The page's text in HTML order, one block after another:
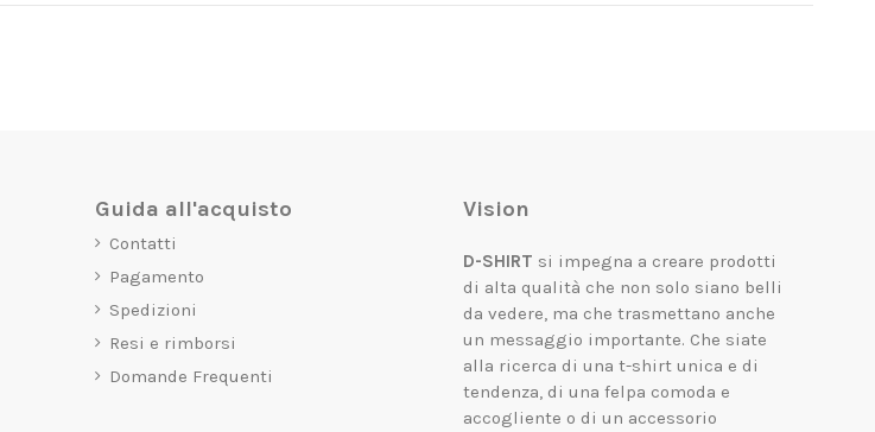
Guida all'acquisto
Contatti
Pagamento
Spedizioni
Resi e rimborsi
Domande Frequenti
Vision
D-SHIRT si impegna a creare prodotti
di alta qualità che non solo siano belli
da vedere, ma che trasmettano anche
un messaggio importante. Che siate
alla ricerca di una t-shirt unica e di
tendenza, di una felpa comoda e
accogliente o di un accessorio